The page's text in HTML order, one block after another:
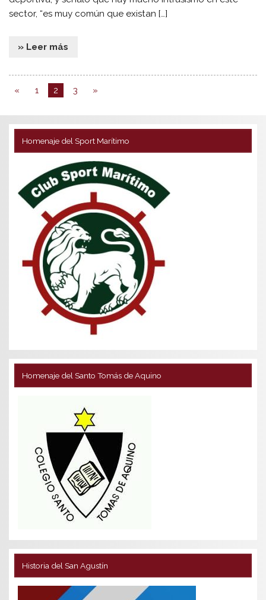
sector, “es muy común que existan […]
» Leer más
« 1 2 3 »
Homenaje del Sport Marítimo
Homenaje del Santo Tomás de Aquino
Historia del San Agustín